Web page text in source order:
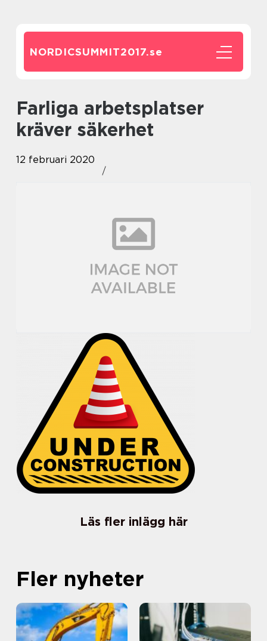
NORDICSUMMIT2017.se
Farliga arbetsplatser
kräver säkerhet
12 februari 2020
Läs fler inlägg här
Fler nyheter